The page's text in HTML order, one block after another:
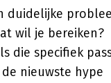
duidelijke
wil je bereiken?
die specifiek
nieuwste hype